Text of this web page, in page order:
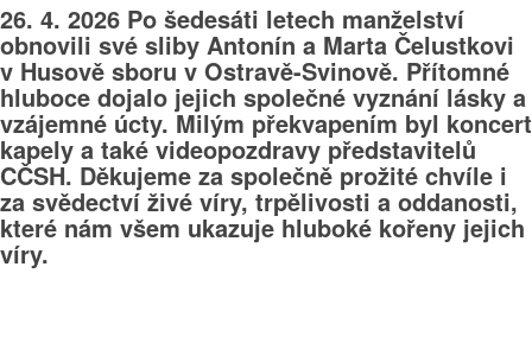
26. 4. 2026 Po šedesáti letech manželství
obnovili své sliby Antonín a Marta Čelustkovi
v Husově sboru v Ostravě-Svinově. Přítomné
hluboce dojalo jejich společné vyznání lásky a
vzájemné úcty. Milým překvapením byl koncert
kapely a také videopozdravy představitelů
CČSH. Děkujeme za společně prožité chvíle i
za svědectví živé víry, trpělivosti a oddanosti,
které nám všem ukazuje hluboké kořeny jejich
víry.